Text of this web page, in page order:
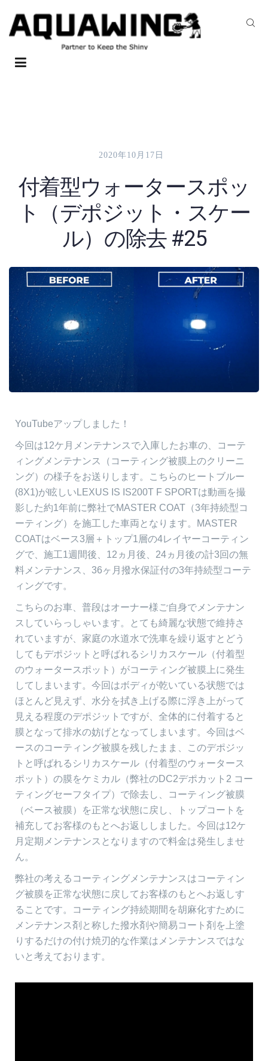
2020年10月17日
付着型ウォータースポッ
ト（デポジット・スケー
ル）の除去 #25
YouTubeアップしました！
今回は12ケ月メンテナンスで入庫したお車の、コーテ
ィングメンテナンス（コーティング被膜上のクリーニ
ング）の様子をお送りします。こちらのヒートブルー
(8X1)が眩しいLEXUS IS IS200T F SPORTは動画を撮
影した約1年前に弊社でMASTER COAT（3年持続型コ
ーティング）を施工した車両となります。MASTER
COATはベース3層＋トップ1層の4レイヤーコーティン
グで、施工1週間後、12ヵ月後、24ヵ月後の計3回の無
料メンテナンス、36ヶ月撥水保証付の3年持続型コーテ
ィングです。
こちらのお車、普段はオーナー様ご自身でメンテナン
スしていらっしゃいます。とても綺麗な状態で維持さ
れていますが、家庭の水道水で洗車を繰り返すとどう
してもデポジットと呼ばれるシリカスケール（付着型
のウォータースポット）がコーティング被膜上に発生
してしまいます。今回はボディが乾いている状態では
ほとんど見えず、水分を拭き上げる際に浮き上がって
見える程度のデポジットですが、全体的に付着すると
膜となって排水の妨げとなってしまいます。今回はベ
ースのコーティング被膜を残したまま、このデポジッ
トと呼ばれるシリカスケール（付着型のウォータース
ポット）の膜をケミカル（弊社のDC2デポカット2 コー
ティングセーフタイプ）で除去し、コーティング被膜
（ベース被膜）を正常な状態に戻し、トップコートを
補充してお客様のもとへお返ししました。今回は12ケ
月定期メンテナンスとなりますので料金は発生しませ
ん。
弊社の考えるコーティングメンテナンスはコーティン
グ被膜を正常な状態に戻してお客様のもとへお返しす
ることです。コーティング持続期間を胡麻化すために
メンテナンス剤と称した撥水剤や簡易コート剤を上塗
りするだけの付け焼刃的な作業はメンテナンスではな
いと考えております。